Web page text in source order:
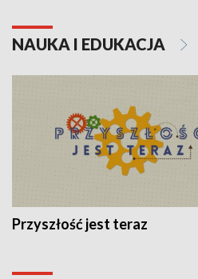
NAUKA I EDUKACJA
Przyszłość jest teraz